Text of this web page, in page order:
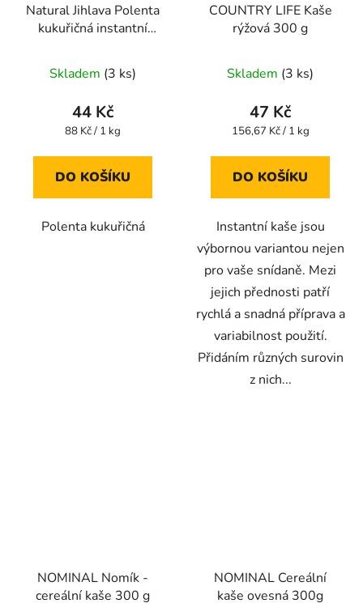
Natural Jihlava Polenta
kukuřičná instantní
Skladem (3 ks)
44 Kč
Měrná
88 Kč / 1 kg
DO KOŠÍKU
Polenta kukuřičná
COUNTRY LIFE Kaše
rýžová 300 g
Skladem (3 ks)
47 Kč
Měrná
156,67 Kč / 1 kg
DO KOŠÍKU
Instantní kaše jsou
výbornou variantou nejen
pro vaše snídaně. Mezi
jejich přednosti patří
rychlá a snadná příprava a
variabilnost použití.
Přidáním různých surovin
z nich...
NOMINAL Nomík -
cereální kaše 300 g
NOMINAL Cereální
kaše ovesná 300g